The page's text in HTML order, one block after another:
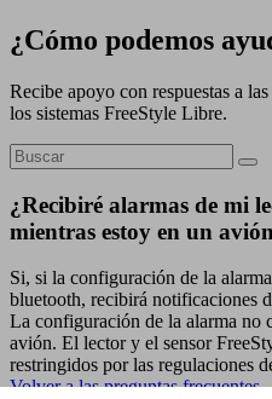
¿Cómo podemos
Recibe apoyo con respuestas a
los sistemas FreeStyle Libre.
¿Recibiré alarmas de mi
mientras estoy en un
Si, si la configuración de la
bluetooth, recibirá notificaciones
La configuración de la alarma no
avión. El lector y el sensor
restringidos por las regulaciones
Volver a las preguntas frecuentes